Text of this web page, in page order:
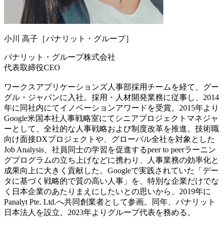
小川 高子［パナリット・グループ］
パナリット・グループ株式会社
代表取締役CEO
ワークスアプリケーションズ人事部採用チームを経て、グー
グル・ジャパンに入社。採用・人材開発業務に従事し、2014
年に同社内にてイノベーションアワードを受賞。2015年より
Google米国本社人事戦略室にてシニアプロジェクトマネジャ
ーとして、全社的な人事戦略および制度改革を推進。技術職
向け面接DXプロジェクトや、グローバル全社を対象とした
Job Analysis、社員同士の学習を促進するpeer to peerラーニン
グプログラムの立ち上げなどに携わり、人事業務の効率化と
成果向上に大きく貢献した。Googleで実践されていた「デー
タに基づく戦略的で質の高い人事」を、特別な企業だけでな
く日本企業のあたりまえにしたいとの思いから、2019年に
Panalyt Pte. Ltd.へ共同創業者として参画。同年、パナリット
日本法人を設立。2023年よりグループ代表を務める。